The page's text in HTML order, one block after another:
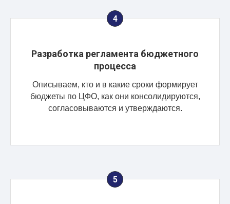
Разработка регламента бюджетного
процесса
Описываем, кто и в какие сроки формирует
бюджеты по ЦФО, как они консолидируются,
согласовываются и утверждаются.